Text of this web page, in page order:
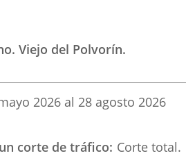
Viejo del Polvorín.
2026 al 28 agosto 2026
corte de tráfico Corte total.